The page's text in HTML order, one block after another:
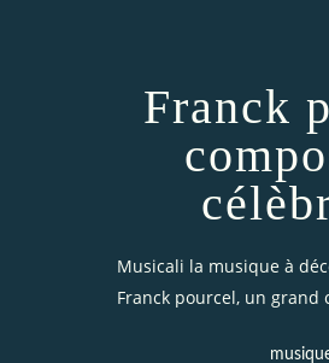
Franck
Musicali la musique à
Franck pourcel, un